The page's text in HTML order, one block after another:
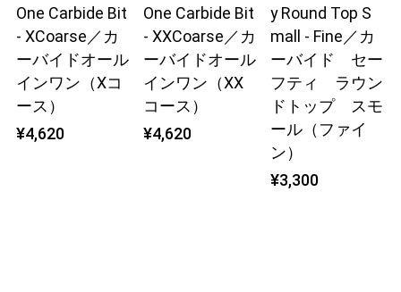
One Carbide Bit
- XCoarse／カ
ーバイドオール
インワン（Xコ
ース）
¥4,620
One Carbide Bit
- XXCoarse／カ
ーバイドオール
インワン（XX
コース）
¥4,620
y Round Top S
mall - Fine／カ
ーバイド セー
フティ ラウン
ドトップ スモ
ール（ファイ
ン）
¥3,300